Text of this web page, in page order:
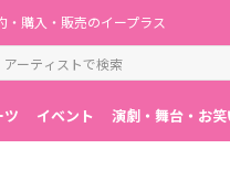
・購入・販売のイープラス
ツ イベント 演劇・舞台・お